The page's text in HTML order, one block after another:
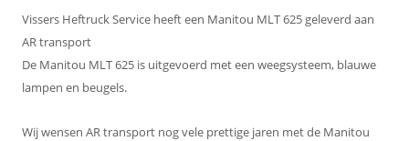
Vissers Heftruck Service heeft een Manitou MLT 625 geleverd aan
AR transport
De Manitou MLT 625 is uitgevoerd met een weegsysteem, blauwe
lampen en beugels.
Wij wensen AR transport nog vele prettige jaren met de Manitou